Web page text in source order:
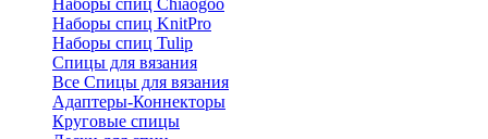
Наборы спиц KnitPro
Наборы спиц Tulip
Спицы для вязания
Все Спицы для вязания
Адаптеры-Коннекторы
Круговые спицы